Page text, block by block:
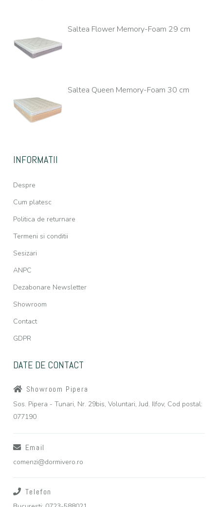
Saltea Flower Memory-Foam 29 cm
Saltea Queen Memory-Foam 30 cm
INFORMATII
Despre
Cum platesc
Politica de returnare
Termeni si conditii
Sesizari
ANPC
Dezabonare Newsletter
Showroom
Contact
GDPR
DATE DE CONTACT
Showroom Pipera
Sos. Pipera - Tunari, Nr. 29bis, Voluntari, Jud. Ilfov, Cod postal:
077190
Email
comenzi@dormivero.ro
Telefon